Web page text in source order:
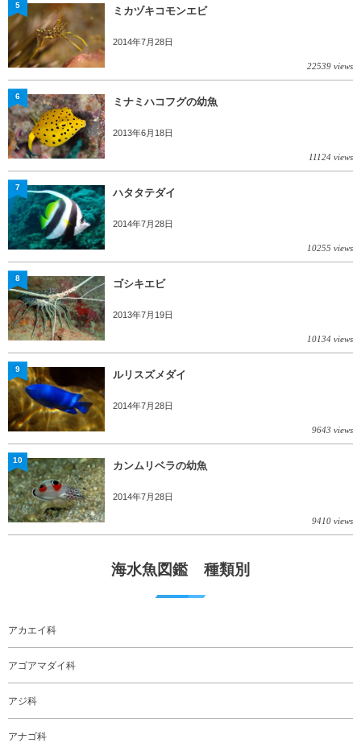
ミカヅキコモンエビ
2014年7月28日
22539 views
5
ミナミハコフグの幼魚
2013年6月18日
11124 views
6
ハタタテダイ
2014年7月28日
10255 views
7
ゴシキエビ
2013年7月19日
10134 views
8
ルリスズメダイ
2014年7月28日
9643 views
9
カンムリベラの幼魚
2014年7月28日
9410 views
10
海水魚図鑑 種類別
アカエイ科
アゴアマダイ科
アジ科
アナゴ科